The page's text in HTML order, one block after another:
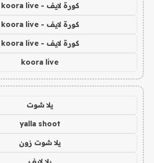
كورة لايف - koora live
كورة لايف - koora live
كورة لايف - koora live
koora live
يلا شوت
yalla shoot
يلا شوت زون